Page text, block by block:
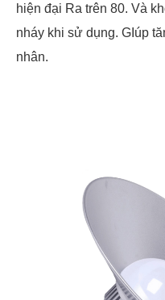
hiện đại Ra trên 80. Và
nháy khi sử dụng. GIúp
nhân.